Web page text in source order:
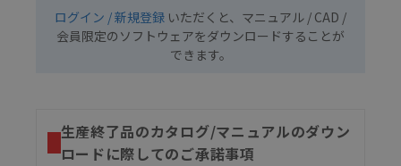
ログイン / 新規登録 いただくと、マニュアル / CAD /
会員限定のソフトウェアをダウンロードすることが
できます。
生産終了品のカタログ/マニュアルのダウン
ロードに際してのご承諾事項